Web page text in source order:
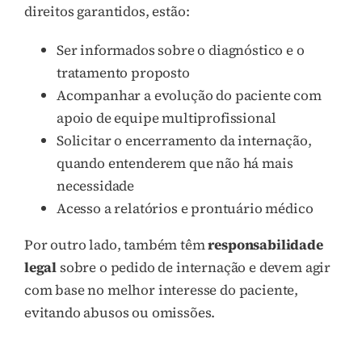
direitos garantidos, estão:
Ser informados sobre o diagnóstico e o
tratamento proposto
Acompanhar a evolução do paciente com
apoio de equipe multiprofissional
Solicitar o encerramento da internação,
quando entenderem que não há mais
necessidade
Acesso a relatórios e prontuário médico
Por outro lado, também têmresponsabilidade
legalsobre o pedido de internação e devem agir
com base no melhor interesse do paciente,
evitando abusos ou omissões.